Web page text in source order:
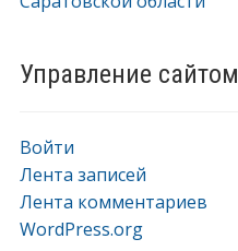
Управление сайтом
Войти
Лента записей
Лента комментариев
WordPress.org